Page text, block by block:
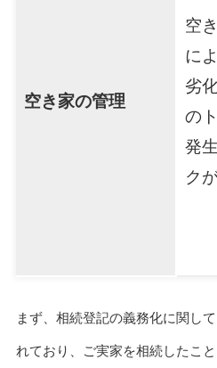
空き家の管理
空
に
劣
の
発
ク
まず、相続登記の義務化に関し
れており、ご実家を相続したこ